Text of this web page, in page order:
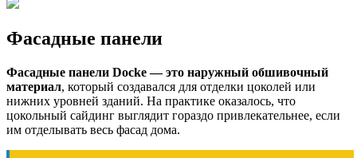
Фасадные панели
Фасадные панели Docke — это наружный обшивочный
материал, который создавался для отделки цоколей или
нижних уровней зданий. На практике оказалось, что
цокольный сайдинг выглядит гораздо привлекательнее, если
им отделывать весь фасад дома.